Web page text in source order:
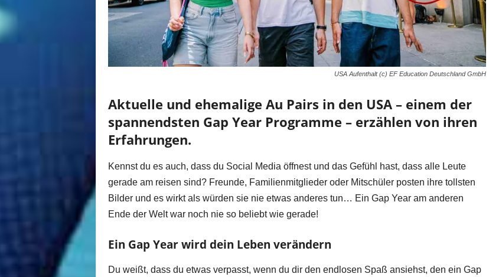
USA Aufenthalt (c) EF Education Deutschland GmbH
Aktuelle und ehemalige Au Pairs in den USA – einem der
spannendsten Gap Year Programme – erzählen von ihren
Erfahrungen.
Kennst du es auch, dass du Social Media öffnest und das Gefühl hast, dass alle Leute
gerade am reisen sind? Freunde, Familienmitglieder oder Mitschüler posten ihre tollsten
Bilder und es wirkt als würden sie nie etwas anderes tun… Ein Gap Year am anderen
Ende der Welt war noch nie so beliebt wie gerade!
Ein Gap Year wird dein Leben verändern
Du weißt, dass du etwas verpasst, wenn du dir den endlosen Spaß ansiehst, den ein Gap